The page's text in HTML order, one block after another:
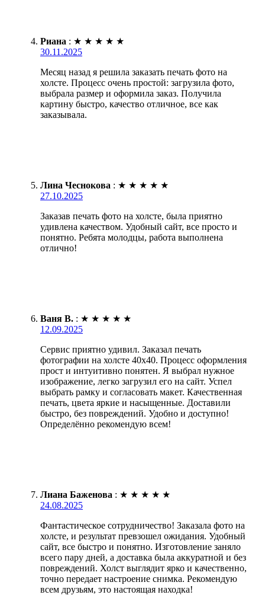
Риана : ★ ★ ★ ★ ★
30.11.2025
Месяц назад я решила заказать печать фото на
холсте. Процесс очень простой: загрузила фото,
выбрала размер и оформила заказ. Получила
картину быстро, качество отличное, все как
заказывала.
Лина Чеснокова : ★ ★ ★ ★ ★
27.10.2025
Заказав печать фото на холсте, была приятно
удивлена качеством. Удобный сайт, все просто и
понятно. Ребята молодцы, работа выполнена
отлично!
Ваня В. : ★ ★ ★ ★ ★
12.09.2025
Сервис приятно удивил. Заказал печать
фотографии на холсте 40х40. Процесс оформления
прост и интуитивно понятен. Я выбрал нужное
изображение, легко загрузил его на сайт. Успел
выбрать рамку и согласовать макет. Качественная
печать, цвета яркие и насыщенные. Доставили
быстро, без повреждений. Удобно и доступно!
Определённо рекомендую всем!
Лиана Баженова : ★ ★ ★ ★ ★
24.08.2025
Фантастическое сотрудничество! Заказала фото на
холсте, и результат превзошел ожидания. Удобный
сайт, все быстро и понятно. Изготовление заняло
всего пару дней, а доставка была аккуратной и без
повреждений. Холст выглядит ярко и качественно,
точно передает настроение снимка. Рекомендую
всем друзьям, это настоящая находка!